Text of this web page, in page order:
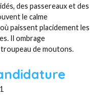
des passereaux et des
le calme
paissent placidement les
Il ombrage
troupeau de moutons.